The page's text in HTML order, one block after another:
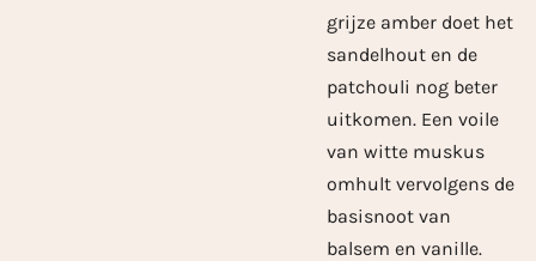
grijze amber doet het
sandelhout en de
patchouli nog beter
uitkomen. Een voile
van witte muskus
omhult vervolgens de
basisnoot van
balsem en vanille.